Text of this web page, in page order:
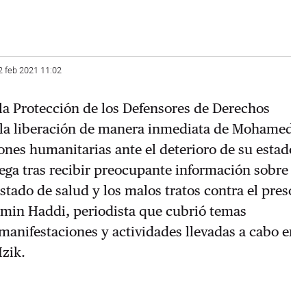
feb 2021 11:02
Protección de los Defensores de Derechos
liberación de manera inmediata de
humanitarias ante el deterioro de su
tras recibir preocupante información sobre
de salud y los malos tratos contra el
Haddi, periodista que cubrió temas
y actividades llevadas a cabo